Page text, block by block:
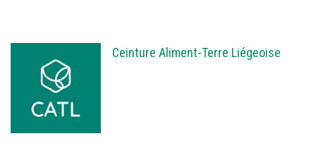
Ceinture Aliment-Terre Liégeoise